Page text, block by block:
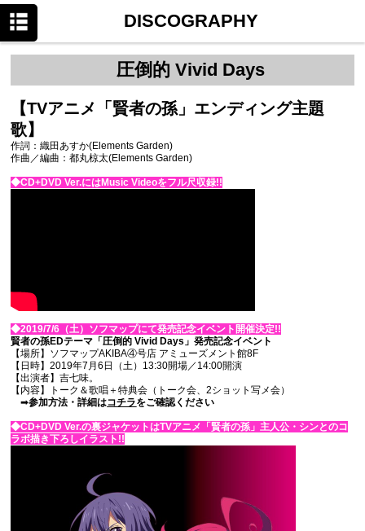
DISCOGRAPHY
圧倒的 Vivid Days
【TVアニメ「賢者の孫」エンディング主題
歌】
作詞：織田あすか(Elements Garden)
作曲／編曲：都丸椋太(Elements Garden)
◆CD+DVD Ver.にはMusic Videoをフル尺収録!!
◆2019/7/6（土）ソフマップにて発売記念イベント開催決定!!
賢者の孫EDテーマ「圧倒的 Vivid Days」発売記念イベント
【場所】ソフマップAKIBA④号店 アミューズメント館8F
【日時】2019年7月6日（土）13:30開場／14:00開演
【出演者】吉七味。
【内容】トーク＆歌唱＋特典会（トーク会、2ショット写メ会）
➡参加方法・詳細はコチラをご確認ください
◆CD+DVD Ver.の裏ジャケットはTVアニメ「賢者の孫」主人公・シンとのコ
ラボ描き下ろしイラスト!!
NEWS
DISCOGRAPHY
SPECIAL